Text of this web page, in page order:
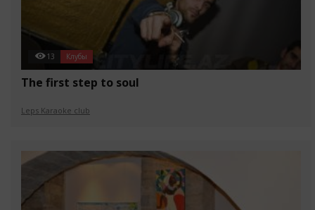
13 Клубы
The first step to soul
Leps Karaoke club